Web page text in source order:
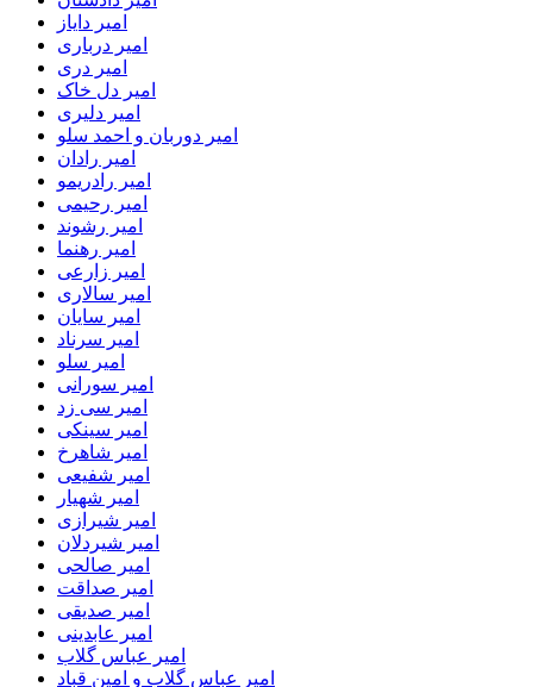
امیر دایاز
امیر درباری
امیر دری
امیر دل خاک
امیر دلیری
امیر دوربان و احمد سلو
امیر رادان
امیر رادریمو
امیر رحیمی
امیر رشوند
امیر رهنما
امیر زارعی
امیر سالاری
امیر سایان
امیر سرناد
امیر سلو
امیر سورانی
امیر سی زد
امیر سینکی
امیر شاهرخ
امیر شفیعی
امیر شهیار
امیر شیرازی
امیر شیردلان
امیر صالحی
امیر صداقت
امیر صدیقی
امیر عابدینی
امیر عباس گلاب
امیر عباس گلاب و امین قباد